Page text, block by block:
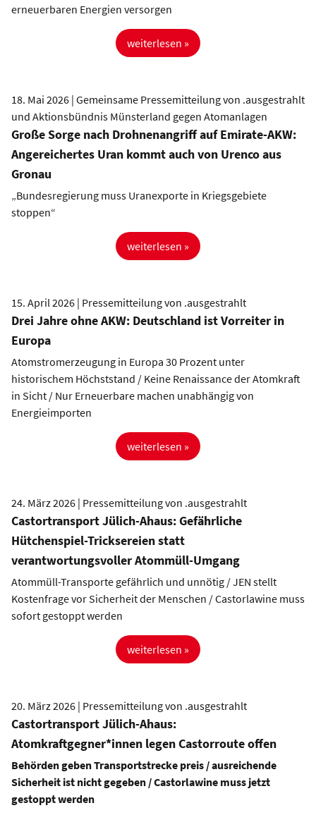
erneuerbaren Energien versorgen
weiterlesen »
18. Mai 2026 | Gemeinsame Pressemitteilung von .ausgestrahlt
und Aktionsbündnis Münsterland gegen Atomanlagen
Große Sorge nach Drohnenangriff auf Emirate-AKW:
Angereichertes Uran kommt auch von Urenco aus
Gronau
„Bundesregierung muss Uranexporte in Kriegsgebiete
stoppen“
weiterlesen »
15. April 2026 | Pressemitteilung von .ausgestrahlt
Drei Jahre ohne AKW: Deutschland ist Vorreiter in
Europa
Atomstromerzeugung in Europa 30 Prozent unter
historischem Höchststand / Keine Renaissance der Atomkraft
in Sicht / Nur Erneuerbare machen unabhängig von
Energieimporten
weiterlesen »
24. März 2026 | Pressemitteilung von .ausgestrahlt
Castortransport Jülich-Ahaus: Gefährliche
Hütchenspiel-Tricksereien statt
verantwortungsvoller Atommüll-Umgang
Atommüll-Transporte gefährlich und unnötig / JEN stellt
Kostenfrage vor Sicherheit der Menschen / Castorlawine muss
sofort gestoppt werden
weiterlesen »
20. März 2026 | Pressemitteilung von .ausgestrahlt
Castortransport Jülich-Ahaus:
Atomkraftgegner*innen legen Castorroute offen
Behörden geben Transportstrecke preis / ausreichende
Sicherheit ist nicht gegeben / Castorlawine muss jetzt
gestoppt werden